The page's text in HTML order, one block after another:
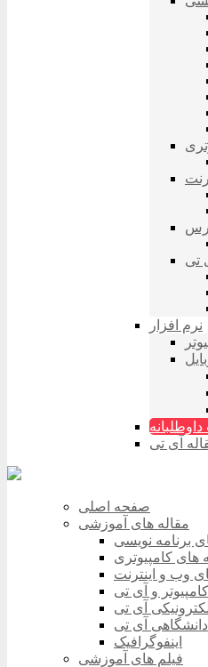
تی
نرم افزار
آی تی
صفحه اصلی
مقاله های آموزشی
برنامه نویسی
کامپیوتری
وب و اینترنت
و آی تی
آی تی
آی تی
اینفوگرافیک
فیلم های آموزشی